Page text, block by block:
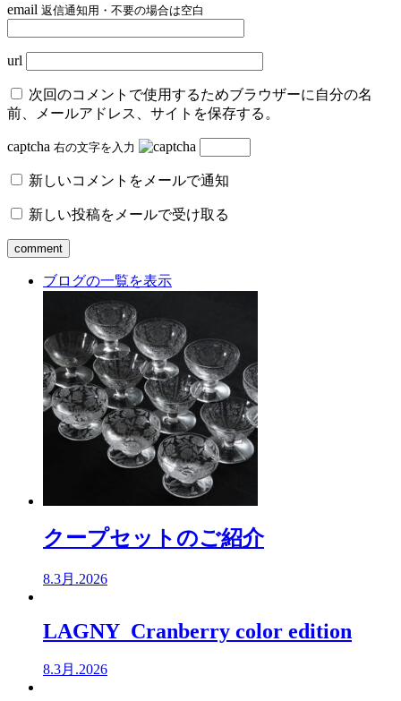
email 返信通知用・不要の場合は空白
url
次回のコメントで使用するためブラウザーに自分の名
前、メールアドレス、サイトを保存する。
captcha 右の文字を入力
新しいコメントをメールで通知
新しい投稿をメールで受け取る
ブログの一覧を表示
クープセットのご紹介
8.3月.2026
LAGNY Cranberry color edition
8.3月.2026